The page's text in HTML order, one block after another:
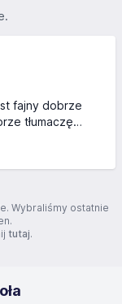
fajny dobrze
tłumaczę
Tylko
4 gwiazdy.
Wybraliśmy ostatnie
tutaj.